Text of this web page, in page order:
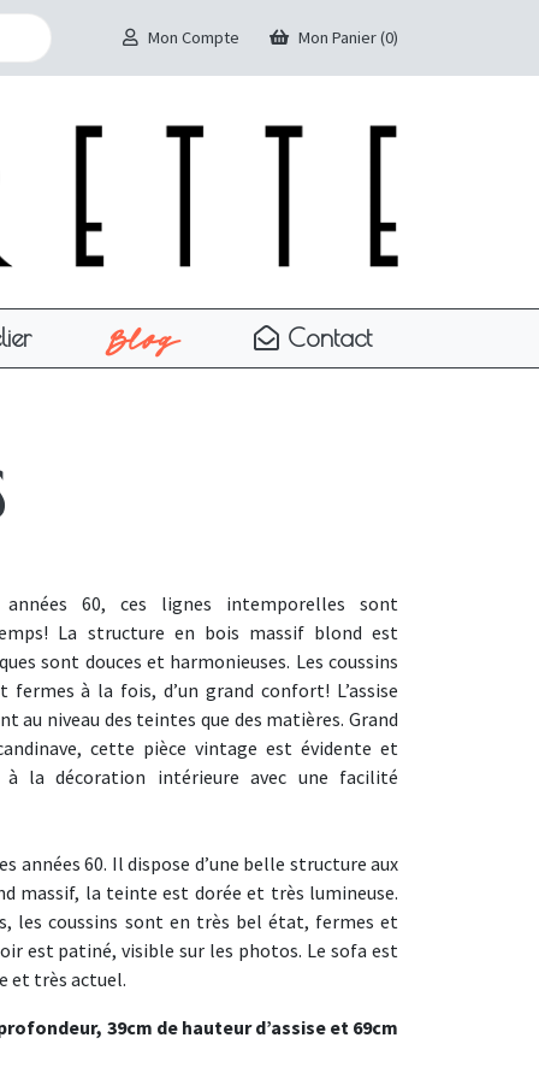
Mon Compte Mon Panier (0)
Blog Contact
60, ces lignes intemporelles sont
La structure en bois massif blond est
sont douces et harmonieuses. Les coussins
à la fois, d’un grand confort! L’assise
au niveau des teintes que des matières. Grand
cette pièce vintage est évidente et
à la décoration intérieure avec une facilité
années 60. Il dispose d’une belle structure aux
massif, la teinte est dorée et très lumineuse.
les coussins sont en très bel état, fermes et
est patiné, visible sur les photos. Le sofa est
et très actuel.
39cm de hauteur d’assise et 69cm